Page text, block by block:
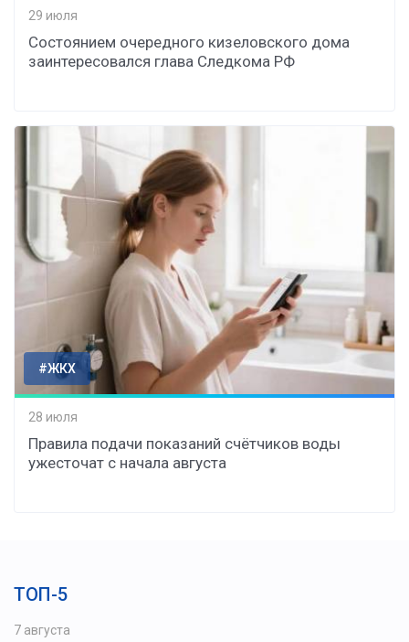
29 июля
Состоянием очередного кизеловского дома
заинтересовался глава Следкома РФ
#ЖКХ
28 июля
Правила подачи показаний счётчиков воды
ужесточат с начала августа
ТОП-5
7 августа